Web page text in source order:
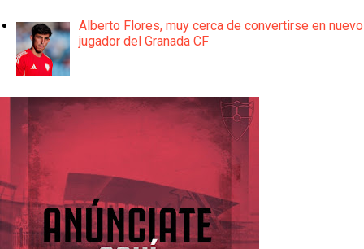
Alberto Flores, muy cerca de convertirse en nuevo
jugador del Granada CF